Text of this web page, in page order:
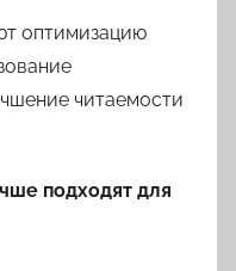
оптимизацию
читаемости
подходят для